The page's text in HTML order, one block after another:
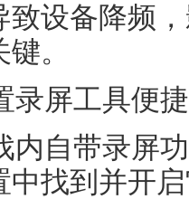
致设备降频
。
录屏工具便
内自带录屏
中找到并开